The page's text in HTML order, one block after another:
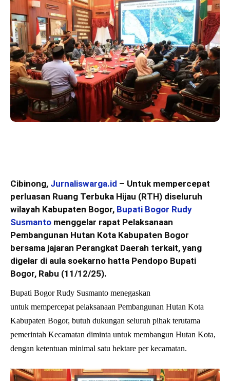
Cibinong, Jurnaliswarga.id – Untuk mempercepat
perluasan Ruang Terbuka Hijau (RTH) diseluruh
wilayah Kabupaten Bogor, Bupati Bogor Rudy
Susmanto menggelar rapat Pelaksanaan
Pembangunan Hutan Kota Kabupaten Bogor
bersama jajaran Perangkat Daerah terkait, yang
digelar di aula soekarno hatta Pendopo Bupati
Bogor, Rabu (11/12/25).
Bupati Bogor Rudy Susmanto menegaskan
untuk mempercepat pelaksanaan Pembangunan Hutan Kota
Kabupaten Bogor, butuh dukungan seluruh pihak terutama
pemerintah Kecamatan diminta untuk membangun Hutan Kota,
dengan ketentuan minimal satu hektare per kecamatan.